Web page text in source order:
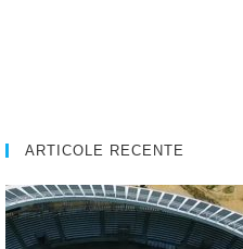
ARTICOLE RECENTE